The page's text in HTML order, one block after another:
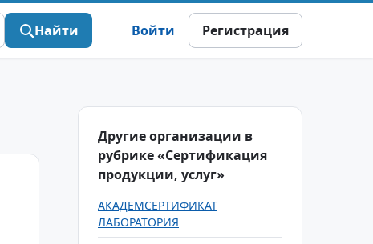
Найти Войти Регистрация
Другие организации в
рубрике «Сертификация
продукции, услуг»
АКАДЕМСЕРТИФИКАТ
ЛАБОРАТОРИЯ